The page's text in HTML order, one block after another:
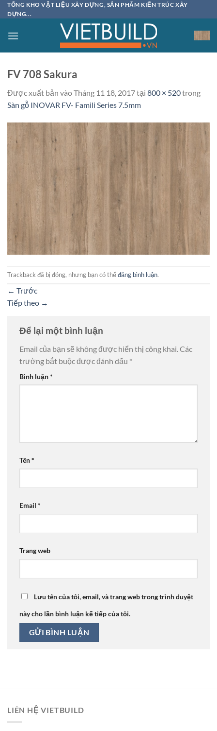
Bỏ
qua
dung
TỔNG KHO VẬT LIỆU XÂY DỰNG, SẢN PHẨM KIẾN TRÚC XÂY
DỰNG...
FV 708 Sakura
Được xuất bản vàoTháng 11 18, 2017tại 800 × 520trong
Sàn gỗ INOVAR FV- Famili Series 7.5mm
Trackback đã bị đóng, nhưng bạn có thểđăng bình luận.
← Trước
Tiếp theo →
Để lại một bình luận
Email của bạn sẽ không được hiển thị công khai. Các
trường bắt buộc được đánh dấu *
Bình luận*
Tên*
Email *
Trang web
Lưu tên của tôi, email, và trang web trong trình duyệt
này cho lần bình luận kế tiếp của tôi.
LIÊN HỆ VIETBUILD